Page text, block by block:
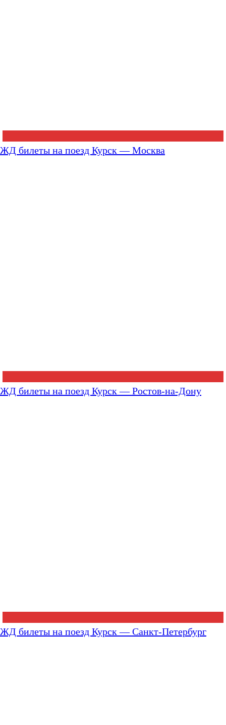
ЖД билеты на поезд Курск — Москва
ЖД билеты на поезд Курск — Ростов-на-Дону
ЖД билеты на поезд Курск — Санкт-Петербург